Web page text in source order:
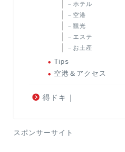
－ホテル
－空港
－観光
－エステ
－お土産
Tips
空港＆アクセス
得ドキ｜
スポンサーサイト